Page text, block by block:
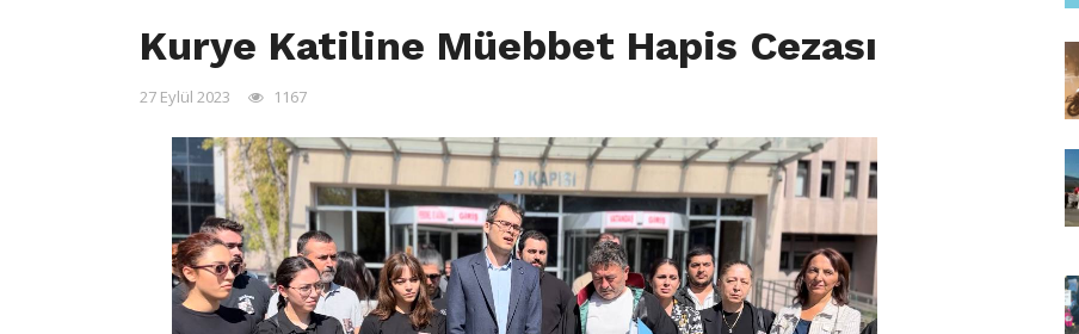
Kurye Katiline Müebbet Hapis Cezası
27 Eylül 2023 1167